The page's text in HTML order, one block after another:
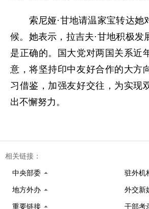
索尼娅·甘地请温家宝转达她
候。她表示，拉吉夫·甘地积极发
是正确的。国大党对两国关系近
意，将坚持印中友好合作的大方
习借鉴，加强友好交往，为实现
出不懈努力。
相关链接：
中央部委 驻外机
地方外办 外交新
重要链接 干部考